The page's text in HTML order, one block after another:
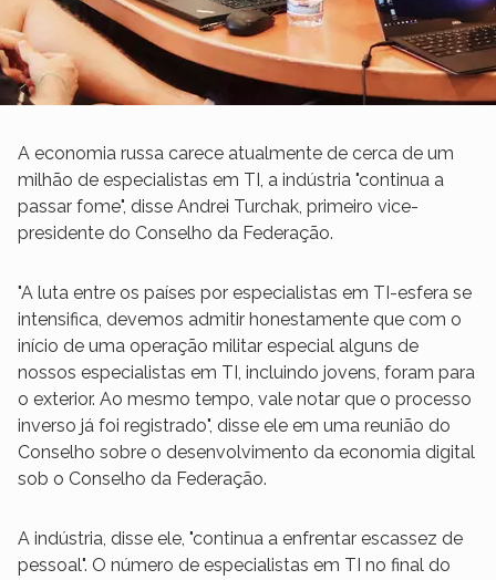
A economia russa carece atualmente de cerca de um
milhão de especialistas em TI, a indústria "continua a
passar fome", disse Andrei Turchak, primeiro vice-
presidente do Conselho da Federação.
"A luta entre os países por especialistas em TI-esfera se
intensifica, devemos admitir honestamente que com o
início de uma operação militar especial alguns de
nossos especialistas em TI, incluindo jovens, foram para
o exterior. Ao mesmo tempo, vale notar que o processo
inverso já foi registrado", disse ele em uma reunião do
Conselho sobre o desenvolvimento da economia digital
sob o Conselho da Federação.
A indústria, disse ele, "continua a enfrentar escassez de
pessoal". O número de especialistas em TI no final do